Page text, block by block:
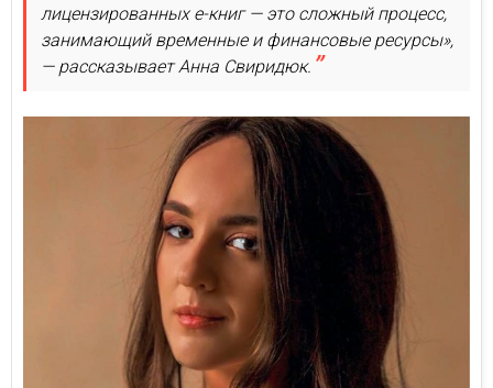
лицензированных е-книг — это сложный процесс,
занимающий временные и финансовые ресурсы»,
— рассказывает Анна Свиридюк.